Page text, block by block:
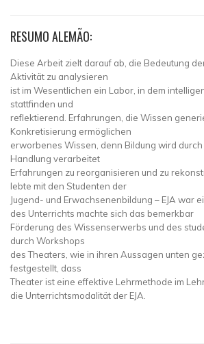
RESUMO ALEMÃO:
Diese Arbeit zielt darauf ab, die Bedeutung
Aktivität zu analysieren
ist im Wesentlichen ein Labor, in dem
stattfinden und
reflektierend. Erfahrungen, die Wissen
Konkretisierung ermöglichen
erworbenes Wissen, denn Bildung wird
Handlung verarbeitet
Erfahrungen zu reorganisieren und zu
lebte mit den Studenten der
Jugend- und Erwachsenenbildung – EJA war
des Unterrichts machte sich das bemerkbar
Förderung des Wissenserwerbs und des
durch Workshops
des Theaters, wie in ihren Aussagen unten
festgestellt, dass
Theater ist eine effektive Lehrmethode im
die Unterrichtsmodalität der EJA.